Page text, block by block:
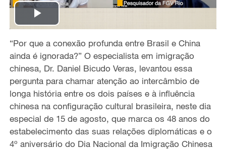
P
l
a
y
V
i
“Por que a conexão profunda entre Brasil e China
ainda é ignorada?” O especialista em imigração
chinesa, Dr. Daniel Bicudo Veras, levantou essa
pergunta para chamar atenção ao intercâmbio de
longa história entre os dois países e à influência
chinesa na configuração cultural brasileira, neste dia
especial de 15 de agosto, que marca os 48 anos do
estabelecimento das suas relações diplomáticas e o
4º aniversário do Dia Nacional da Imigração Chinesa